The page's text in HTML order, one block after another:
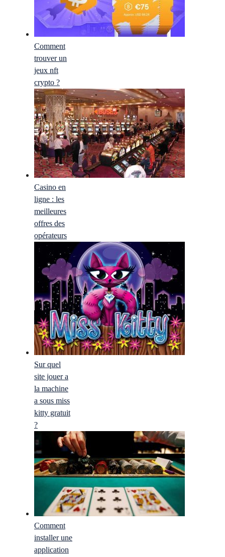
Comment
trouver un
jeux nft
crypto ?
Casino en
ligne : les
meilleures
offres des
opérateurs
Sur quel
site jouer a
la machine
a sous miss
kitty gratuit
?
Comment
installer une
application